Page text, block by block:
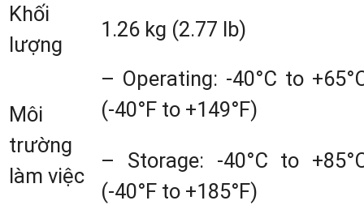
Máy GPS RTK GeoMate SG9
900 kênh
tất cả các hệ vệ tinh như:
GLONASS, BeiDou, GALILEO,
QZSS.GeoMate SG9đảm bảo độ
xác và tốc độ thu dữ liệu vượt trội
Khối
lượng
1.26 kg (2.77 lb)
Môi
trường
làm việc
– Operating: -40°C to
(-40°F to +149°F)
– Storage: -40°C to
(-40°F to +185°F)